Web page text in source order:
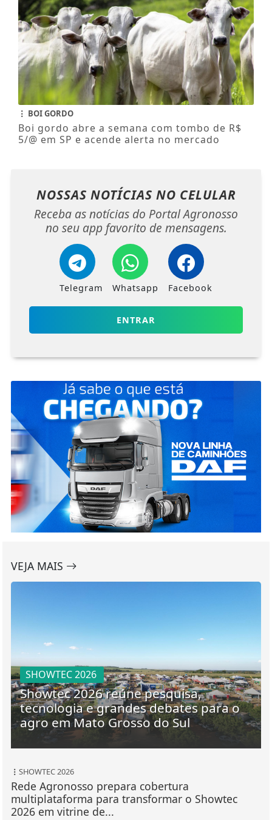
BOI GORDO
Boi gordo abre a semana com tombo de R$
5/@ em SP e acende alerta no mercado
NOSSAS NOTÍCIAS NO CELULAR
Receba as notícias do Portal Agronosso
no seu app favorito de mensagens.
Telegram Whatsapp Facebook
ENTRAR
VEJA MAIS
SHOWTEC 2026
Showtec 2026 reúne pesquisa,
tecnologia e grandes debates para o
agro em Mato Grosso do Sul
SHOWTEC 2026
Rede Agronosso prepara cobertura
multiplataforma para transformar o Showtec
2026 em vitrine de...